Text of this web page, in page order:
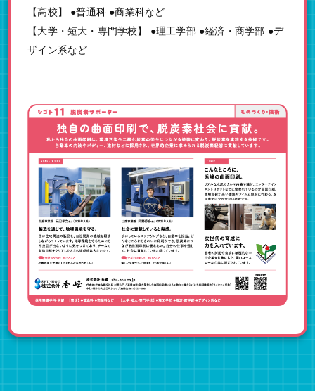
【高校】 ●普通科 ●商業科など
【大学・短大・専門学校】 ●理工学部 ●経済・商学部 ●デ
ザイン系など